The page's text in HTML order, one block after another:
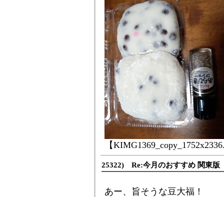
【
25322) Re:今月のおすすめ 関東版
あー、旨そうな豆大福！